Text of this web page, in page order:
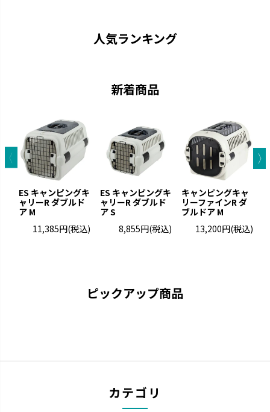
凹凸が少なくお手入れが簡単で
す。
猫と過ごすおしゃれ空間を演出
愛犬と一緒に遊べるコミュニケ
タイヤ素材で大満足の噛みごた
えです。
人気ランキング
新着商品
ES キャンピングキ
ャリーR ダブルド
ア M
11,385円(税込)
ES キャンピングキ
ャリーR ダブルド
ア S
8,855円(税込)
キャンピングキャ
リーファインR ダ
ブルドア M
13,200円(税込)
ピックアップ商品
カテゴリ